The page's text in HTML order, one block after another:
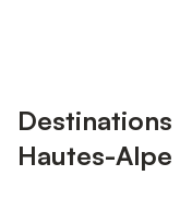
Hautes-Alpe